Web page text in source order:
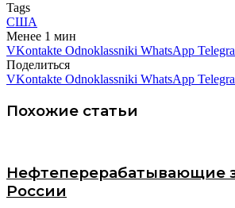
Tags
США
Менее 1 мин
VKontakte Odnoklassniki WhatsApp
Поделиться
VKontakte Odnoklassniki WhatsApp
Похожие статьи
Нефтеперерабатывающие
России